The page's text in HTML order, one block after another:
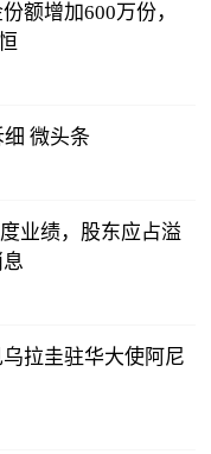
额增加600万份，
微头条
业绩，股东应占溢
拉圭驻华大使阿尼